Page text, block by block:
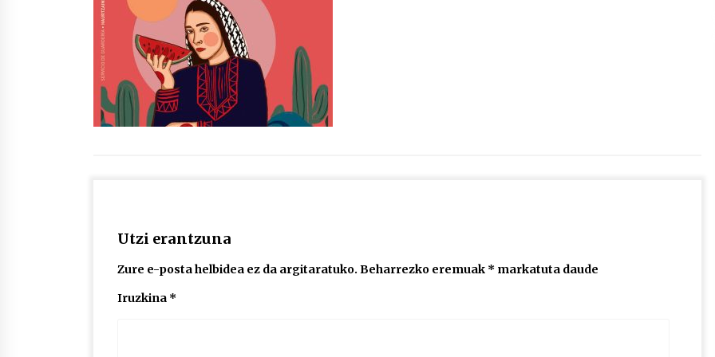
protagonista
2026/07/16
POTTO: San Pedro jaietako bertso-
saioa
2026/07/09
Utzi erantzuna
Zure e-posta helbidea ez da argitaratuko. Beharrezko eremuak * markatuta daude
Iruzkina *